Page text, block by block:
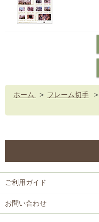
ホーム > フレーム切手 >
ご利用ガイド
お問い合わせ